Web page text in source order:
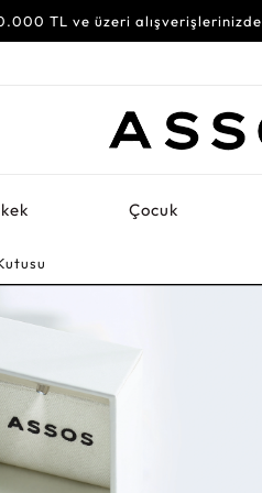
TL ve üzeri alışverişlerinizde
Çocuk